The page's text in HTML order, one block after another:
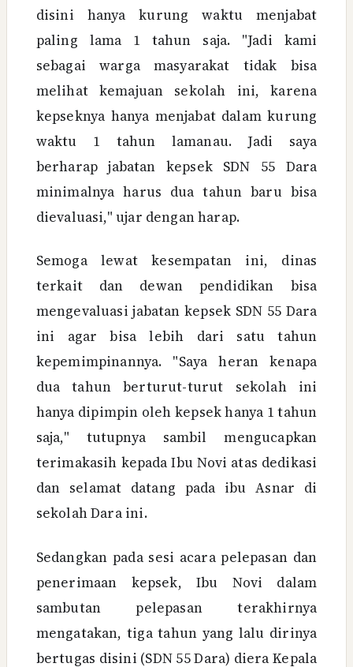
disini hanya kurung waktu menjabat
paling lama 1 tahun saja. "Jadi kami
sebagai warga masyarakat tidak bisa
melihat kemajuan sekolah ini, karena
kepseknya hanya menjabat dalam kurung
waktu 1 tahun lamanau. Jadi saya
berharap jabatan kepsek SDN 55 Dara
minimalnya harus dua tahun baru bisa
dievaluasi," ujar dengan harap.
Semoga lewat kesempatan ini, dinas
terkait dan dewan pendidikan bisa
mengevaluasi jabatan kepsek SDN 55 Dara
ini agar bisa lebih dari satu tahun
kepemimpinannya. "Saya heran kenapa
dua tahun berturut-turut sekolah ini
hanya dipimpin oleh kepsek hanya 1 tahun
saja," tutupnya sambil mengucapkan
terimakasih kepada Ibu Novi atas dedikasi
dan selamat datang pada ibu Asnar di
sekolah Dara ini.
Sedangkan pada sesi acara pelepasan dan
penerimaan kepsek, Ibu Novi dalam
sambutan pelepasan terakhirnya
mengatakan, tiga tahun yang lalu dirinya
bertugas disini (SDN 55 Dara) diera Kepala